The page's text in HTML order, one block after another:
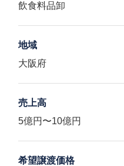
飲食料品卸
地域
大阪府
売上高
5億円〜10億円
希望譲渡価格